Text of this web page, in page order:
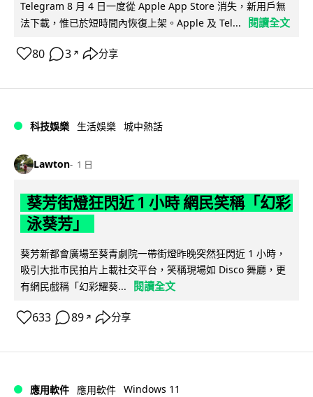
Telegram 8 月 4 日一度從 Apple App Store 消失，新用戶無
法下載，惟已於短時間內恢復上架。Apple 及 Tel...
閱讀全文
80 3 ↗ 分享
科技娛樂 生活娛樂 城中熱話
Lawton 1 日
葵芳街燈狂閃近 1 小時 網民笑稱「幻彩
泳葵芳」
葵芳新都會廣場至葵青劇院一帶街燈昨晚突然狂閃近 1 小時，
吸引大批市民拍片上載社交平台，笑稱現場如 Disco 舞廳，更
有網民戲稱「幻彩耀葵...
閱讀全文
633 89 ↗ 分享
應用軟件 應用軟件 Windows 11